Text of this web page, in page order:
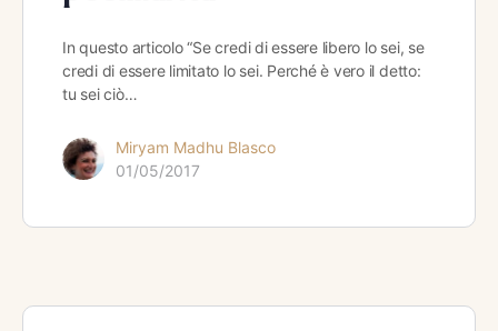
In questo articolo “Se credi di essere libero lo sei, se
credi di essere limitato lo sei. Perché è vero il detto:
tu sei ciò…
Miryam Madhu Blasco
01/05/2017